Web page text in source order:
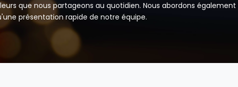
que nous partageons au quotidien. Nous abordons
présentation rapide de notre équipe.